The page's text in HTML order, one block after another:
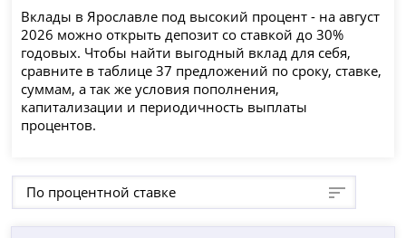
Вклады в Ярославле под высокий процент - на август
2026 можно открыть депозит со ставкой до 30%
годовых. Чтобы найти выгодный вклад для себя,
сравните в таблице 37 предложений по сроку, ставке,
суммам, а так же условия пополнения,
капитализации и периодичность выплаты
процентов.
По процентной ставке